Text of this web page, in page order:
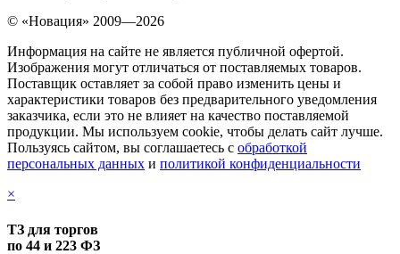
© «Новация» 2009—2026
Информация на сайте не является публичной офертой.
Изображения могут отличаться от поставляемых товаров.
Поставщик оставляет за собой право изменить цены и
характеристики товаров без предварительного уведомления
заказчика, если это не влияет на качество поставляемой
продукции. Мы используем cookie, чтобы делать сайт лучше.
Пользуясь сайтом, вы соглашаетесь с обработкой
персональных данных и политикой конфиденциальности
×
ТЗ для торгов
по 44 и 223 ФЗ